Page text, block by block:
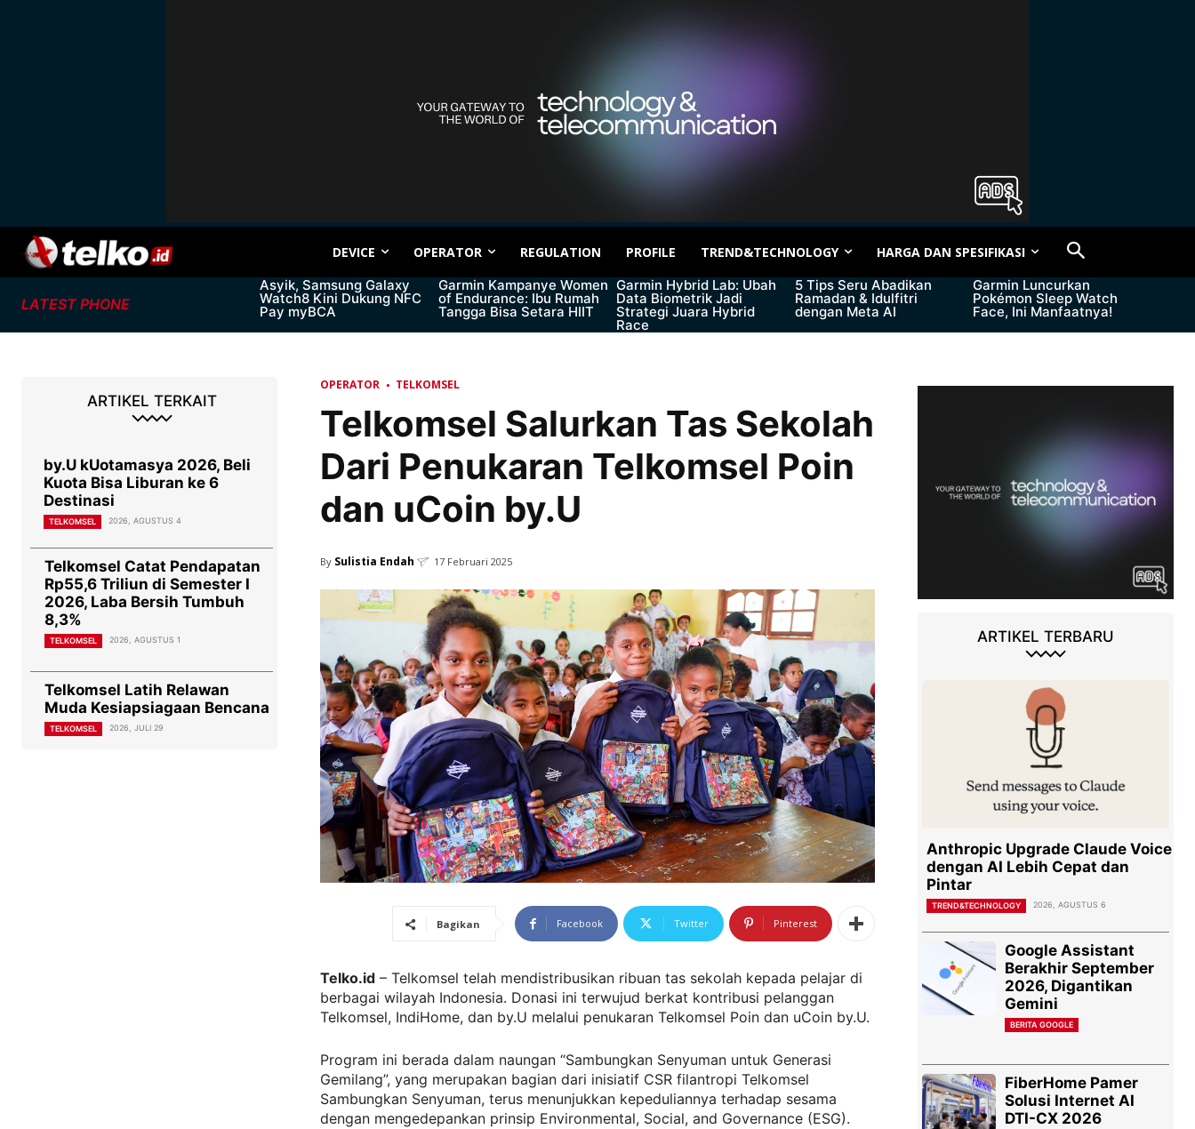
DEVICE OPERATOR REGULATION PROFILE TREND&TECHNOLOGY HARGA DAN SPESIFIKASI
LATEST PHONE
Asyik, Samsung Galaxy
Watch8 Kini Dukung NFC
Pay myBCA
Garmin Kampanye Women
of Endurance: Ibu Rumah
Tangga Bisa Setara HIIT
Garmin Hybrid Lab: Ubah
Data Biometrik Jadi
Strategi Juara Hybrid
Race
5 Tips Seru Abadikan
Ramadan & Idulfitri
dengan Meta AI
Garmin Luncurkan
Pokémon Sleep Watch
Face, Ini Manfaatnya!
ARTIKEL TERKAIT
by.U kUotamasya 2026, Beli
Kuota Bisa Liburan ke 6
Destinasi
TELKOMSEL 2026, AGUSTUS 4
Telkomsel Catat Pendapatan
Rp55,6 Triliun di Semester I
2026, Laba Bersih Tumbuh
8,3%
TELKOMSEL 2026, AGUSTUS 1
Telkomsel Latih Relawan
Muda Kesiapsiagaan Bencana
TELKOMSEL 2026, JULI 29
OPERATOR TELKOMSEL
Telkomsel Salurkan Tas Sekolah
Dari Penukaran Telkomsel Poin
dan uCoin by.U
By Sulistia Endah 17 Februari 2025
Bagikan Facebook Twitter Pinterest
Telko.id – Telkomsel telah mendistribusikan ribuan tas sekolah kepada pelajar di
berbagai wilayah Indonesia. Donasi ini terwujud berkat kontribusi pelanggan
Telkomsel, IndiHome, dan by.U melalui penukaran Telkomsel Poin dan uCoin by.U.
Program ini berada dalam naungan “Sambungkan Senyuman untuk Generasi
Gemilang”, yang merupakan bagian dari inisiatif CSR filantropi Telkomsel
Sambungkan Senyuman, terus menunjukkan kepeduliannya terhadap sesama
dengan mengedepankan prinsip Environmental, Social, and Governance (ESG).
ARTIKEL TERBARU
Anthropic Upgrade Claude Voice
dengan AI Lebih Cepat dan
Pintar
TREND&TECHNOLOGY 2026, AGUSTUS 6
Google Assistant
Berakhir September
2026, Digantikan
Gemini
BERITA GOOGLE
FiberHome Pamer
Solusi Internet AI
DTI-CX 2026